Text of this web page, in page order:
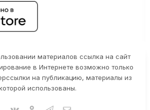
материалов ссылка на сайт
в Интернете возможно только
на публикацию, материалы из
использованы.